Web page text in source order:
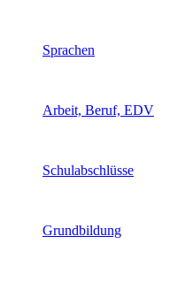
Sprachen
Arbeit, Beruf, EDV
Schulabschlüsse
Grundbildung